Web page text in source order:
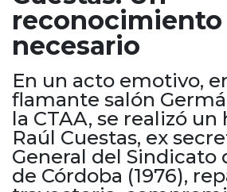
Córdoba
Humor
Punilla / Carlos
Alta Gracia
Marcos Juárez
Río Primero
Valle de
Jesús María y
Cruz del Eje
Corredor de
La Carlota y
reconocimiento
necesario
En un acto emotivo,
flamante salón
la CTAA, se realizó
Raúl Cuestas, ex
General del Sindicato
de Córdoba (1976),